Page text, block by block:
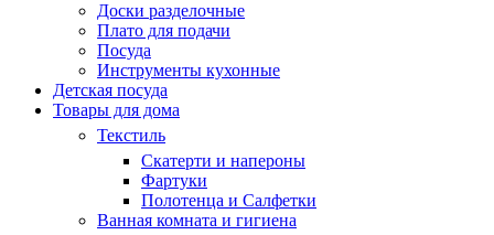
Доски разделочные
Плато для подачи
Посуда
Инструменты кухонные
Детская посуда
Товары для дома
Текстиль
Скатерти и напероны
Фартуки
Полотенца и Салфетки
Ванная комната и гигиена